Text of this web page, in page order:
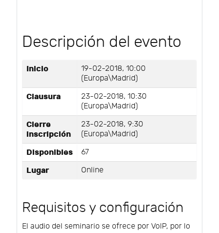
Descripción del evento
Inicio
19-02-2018, 10:00
(Europa\Madrid)
Clausura
23-02-2018, 10:30
(Europa\Madrid)
Cierre
inscripción
23-02-2018, 9:30
(Europa\Madrid)
Disponibles 67
Lugar Online
Requisitos y configuración
El audio del seminario se ofrece por VoIP, por lo